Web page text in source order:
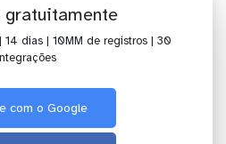
gratuitamente
14 dias | 10MM de registros | 30
com o Google